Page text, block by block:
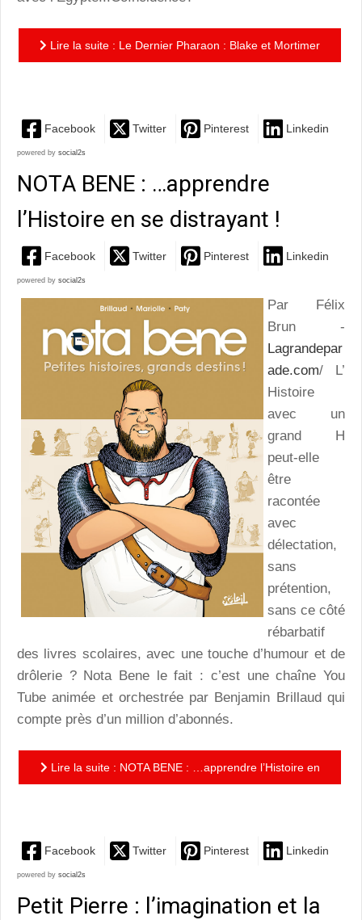
Lire la suite : Le Dernier Pharaon : Blake et Mortimer
Facebook Twitter Pinterest Linkedin
powered by social2s
NOTA BENE : …apprendre
l’Histoire en se distrayant !
Facebook Twitter Pinterest Linkedin
powered by social2s
Par Félix
Brun -
Lagrandepar
ade.com/ L’
Histoire
avec un
grand H
peut-elle
être
racontée
avec
délectation,
sans
prétention,
sans ce côté
rébarbatif
des livres scolaires, avec une touche d’humour et de
drôlerie ? Nota Bene le fait : c’est une chaîne You
Tube animée et orchestrée par Benjamin Brillaud qui
compte près d’un million d’abonnés.
Lire la suite : NOTA BENE : …apprendre l’Histoire en
Facebook Twitter Pinterest Linkedin
powered by social2s
Petit Pierre : l’imagination et la